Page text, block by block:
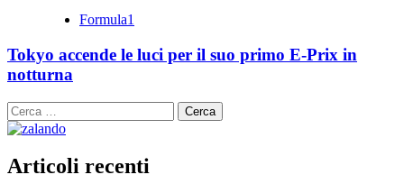
Formula1
Tokyo accende le luci per il suo primo E-Prix in
notturna
Ricerca
per:
Articoli recenti